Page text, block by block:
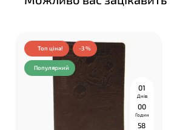
Топ ціна! -3 %
Популярний
01
Днів
00
Годин
58